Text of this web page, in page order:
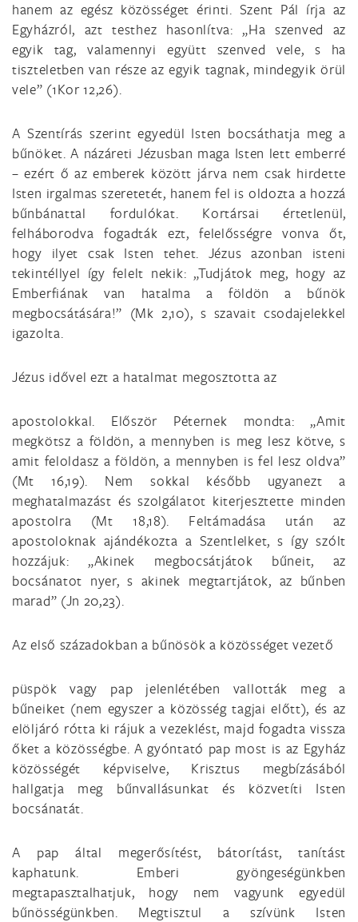
hanem az egész közösséget érinti. Szent Pál írja az
Egyházról, azt testhez hasonlítva: „Ha szenved az
egyik tag, valamennyi együtt szenved vele, s ha
tiszteletben van része az egyik tagnak, mindegyik örül
vele” (1Kor 12,26).
A Szentírás szerint egyedül Isten bocsáthatja meg a
bűnöket. A názáreti Jézusban maga Isten lett emberré
– ezért ő az emberek között járva nem csak hirdette
Isten irgalmas szeretetét, hanem fel is oldozta a hozzá
bűnbánattal fordulókat. Kortársai értetlenül,
felháborodva fogadták ezt, felelősségre vonva őt,
hogy ilyet csak Isten tehet. Jézus azonban isteni
tekintéllyel így felelt nekik: „Tudjátok meg, hogy az
Emberfiának van hatalma a földön a bűnök
megbocsátására!” (Mk 2,10), s szavait csodajelekkel
igazolta.
Jézus idővel ezt a hatalmat megosztotta az
apostolokkal. Először Péternek mondta: „Amit
megkötsz a földön, a mennyben is meg lesz kötve, s
amit feloldasz a földön, a mennyben is fel lesz oldva”
(Mt 16,19). Nem sokkal később ugyanezt a
meghatalmazást és szolgálatot kiterjesztette minden
apostolra (Mt 18,18). Feltámadása után az
apostoloknak ajándékozta a Szentlelket, s így szólt
hozzájuk: „Akinek megbocsátjátok bűneit, az
bocsánatot nyer, s akinek megtartjátok, az bűnben
marad” (Jn 20,23).
Az első századokban a bűnösök a közösséget vezető
püspök vagy pap jelenlétében vallották meg a
bűneiket (nem egyszer a közösség tagjai előtt), és az
elöljáró rótta ki rájuk a vezeklést, majd fogadta vissza
őket a közösségbe. A gyóntató pap most is az Egyház
közösségét képviselve, Krisztus megbízásából
hallgatja meg bűnvallásunkat és közvetíti Isten
bocsánatát.
A pap által megerősítést, bátorítást, tanítást
kaphatunk. Emberi gyöngeségünkben
megtapasztalhatjuk, hogy nem vagyunk egyedül
bűnösségünkben. Megtisztul a szívünk Isten